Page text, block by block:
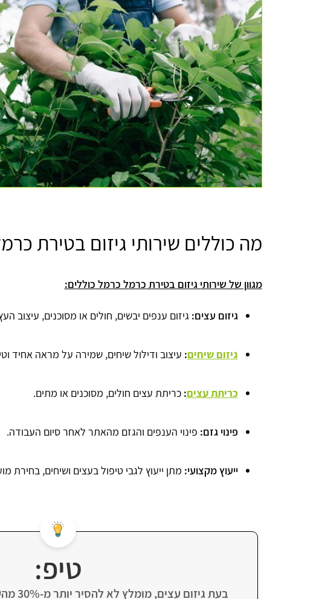
מה כוללים שירותי גיזום בטירת
מגוון של שירותי גיזום בטירת כרמל כרמל כוללים:
גיזום עצים: גיזום ענפים יבשים, חולים או מסוכנים, עיצוב
גיזום שיחים: עיצוב ודילול שיחים, שמירה על מראה אחיד
כריתת עצים: כריתת עצים חולים, מסוכנים או מתים.
פינוי גזם: פינוי הענפים והגזם מהאתר לאחר סיום העבודה.
ייעוץ מקצועי: מתן ייעוץ לגבי טיפול בעצים ושיחים, בחירת
טיפ:
בעת